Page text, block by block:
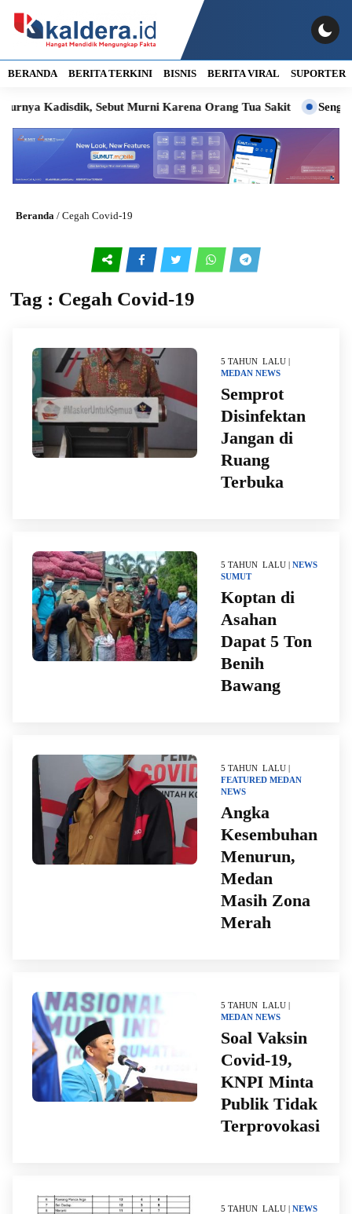
BERANDA BERITA TERKINI BISNIS BERITA VIRAL SUPORTER
Kadisdik, Sebut Murni Karena Orang Tua Sakit Sengketa
Beranda / Cegah Covid-19
Tag : Cegah Covid-19
5 TAHUN LALU |
MEDAN NEWS
Semprot
Disinfektan
Jangan di
Ruang
Terbuka
5 TAHUN LALU | NEWS
SUMUT
Koptan di
Asahan
Dapat 5 Ton
Benih
Bawang
5 TAHUN LALU |
FEATURED MEDAN
NEWS
Angka
Kesembuhan
Menurun,
Medan
Masih Zona
Merah
5 TAHUN LALU |
MEDAN NEWS
Soal Vaksin
Covid-19,
KNPI Minta
Publik Tidak
Terprovokasi
5 TAHUN LALU | NEWS